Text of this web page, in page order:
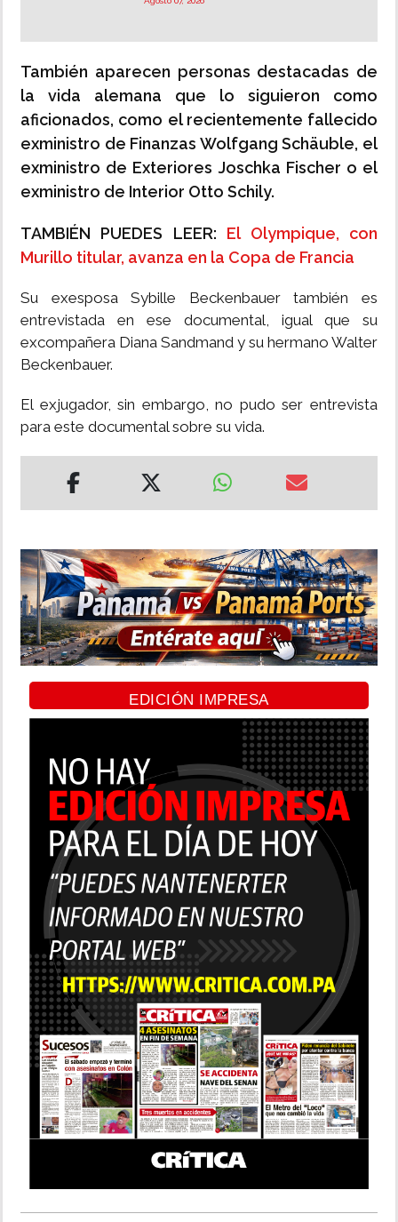
También aparecen personas destacadas de
la vida alemana que lo siguieron como
aficionados, como el recientemente fallecido
exministro de Finanzas Wolfgang Schäuble, el
exministro de Exteriores Joschka Fischer o el
exministro de Interior Otto Schily.
TAMBIÉN PUEDES LEER: El Olympique, con
Murillo titular, avanza en la Copa de Francia
Su exesposa Sybille Beckenbauer también es
entrevistada en ese documental, igual que su
excompañera Diana Sandmand y su hermano Walter
Beckenbauer.
El exjugador, sin embargo, no pudo ser entrevista
para este documental sobre su vida.
EDICIÓN IMPRESA